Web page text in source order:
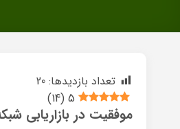
تعداد بازدیدها: 20
5
(
14
)
موفقیت در بازاریابی